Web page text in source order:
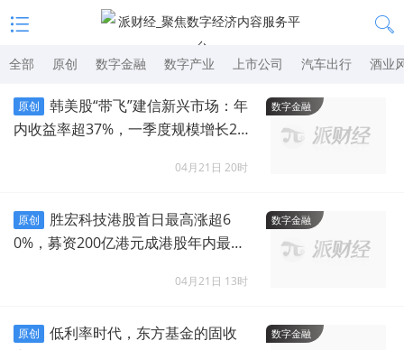
全部 原创 数字金融 数字产业 上市公司 汽车出行 酒业
数字金融
原创
韩美股“带飞”建信新兴市场：年
内收益率超37%，一季度规模增长26
04月21日 20时
数字金融
原创
胜宏科技港股首日最高涨超6
0%，募资200亿港元成港股年内最大I
04月21日 13时
数字金融
原创
低利率时代，东方基金的固收